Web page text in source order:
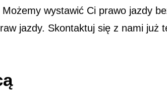
wystawić Ci prawo jazdy
jazdy. Skontaktuj się z nami już